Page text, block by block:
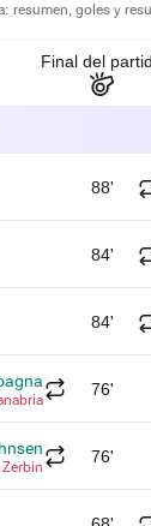
resumen, goles y
Final del
88'
84'
84'
76'
76'